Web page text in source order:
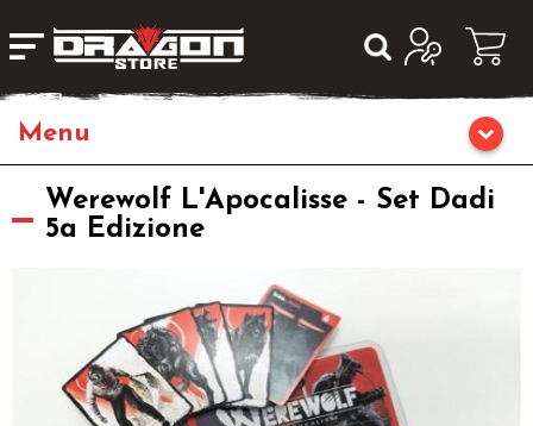
Giochi da Tavolo
Editoria
Werewolf L'Apocalisse - Set Dadi
5a Edizione